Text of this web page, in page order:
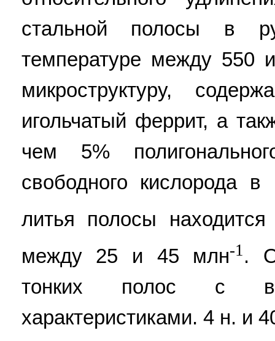
стальной полосы в
температуре между 550
микроструктуру,
игольчатый феррит, а
чем 5%
свободного кислорода
литья полосы
между 25 и 45 млн-1 .
тонких полос с
характеристиками. 4 н. и